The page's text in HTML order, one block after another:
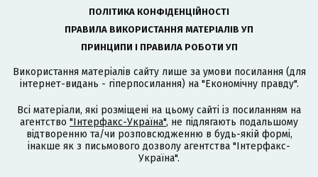
ПОЛІТИКА КОНФІДЕНЦІЙНОСТІ
ПРАВИЛА ВИКОРИСТАННЯ МАТЕРІАЛІВ УП
ПРИНЦИПИ І ПРАВИЛА РОБОТИ УП
Використання матеріалів сайту лише за умови посилання (для
інтернет-видань - гіперпосилання) на "Економічну правду".
Всі матеріали, які розміщені на цьому сайті із посиланням на
агентство "Інтерфакс-Україна", не підлягають подальшому
відтворенню та/чи розповсюдженню в будь-якій формі,
інакше як з письмового дозволу агентства "Інтерфакс-
Україна".